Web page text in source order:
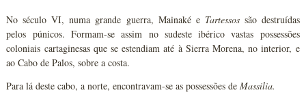
No século VI, numa grande guerra, Mainaké e Tartessossão destruídas
pelos púnicos. Formam-se assim no sudeste ibérico vastas possessões
coloniais cartaginesas que se estendiam até à Sierra Morena, no interior, e
ao Cabo de Palos, sobre a costa.
Para lá deste cabo, a norte, encontravam-se as possessões deMassilia.